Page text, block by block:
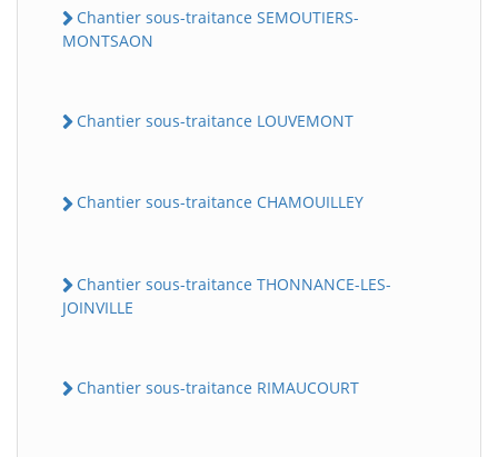
Chantier sous-traitance SEMOUTIERS-
MONTSAON
Chantier sous-traitance LOUVEMONT
Chantier sous-traitance CHAMOUILLEY
Chantier sous-traitance THONNANCE-LES-
JOINVILLE
Chantier sous-traitance RIMAUCOURT